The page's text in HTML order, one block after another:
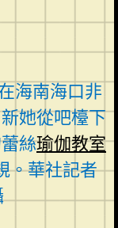
海南海口非
她從吧檯下
絲瑜伽教室
。華社記者